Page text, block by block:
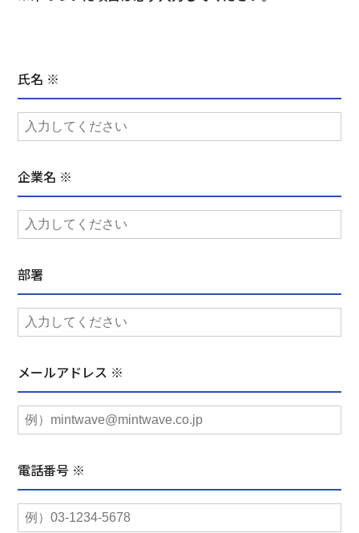
氏名 ※
企業名 ※
部署
メールアドレス ※
電話番号 ※